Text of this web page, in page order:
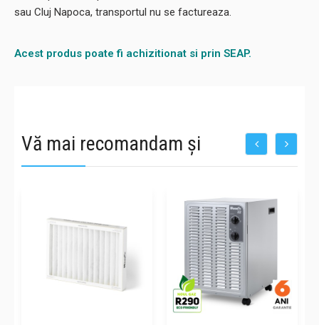
sau Cluj Napoca, transportul nu se factureaza.
Acest produs poate fi achizitionat si prin SEAP.
Vă mai recomandam și